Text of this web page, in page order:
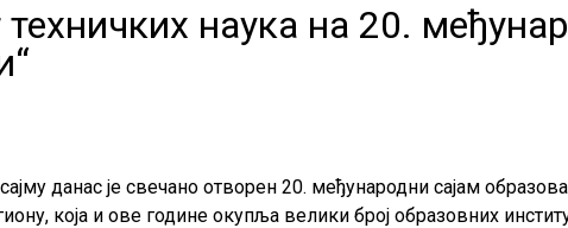
техничких наука на 20.
данас је свечано отворен 20. међународни сајам
која и ове године окупља велики број образовних